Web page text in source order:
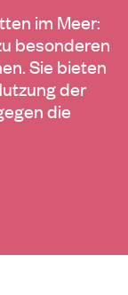
im Meer:
besonderen
Sie bieten
der
die